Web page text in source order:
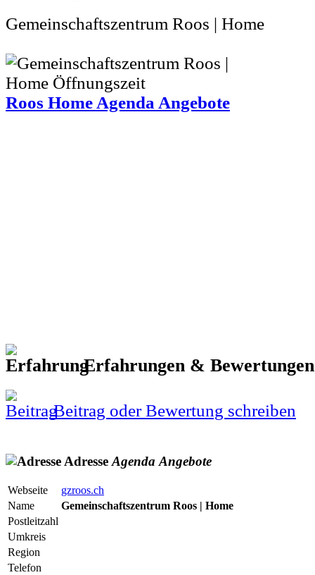
Gemeinschaftszentrum Roos | Home
Roos Home Agenda Angebote
Erfahrungen &
Beitrag oder Bewertung schreiben
Adresse Agenda Angebote
Webseite
gzroos.ch
Name
Gemeinschaftszentrum Roos | Home
Postleitzahl
Umkreis
Region
Telefon